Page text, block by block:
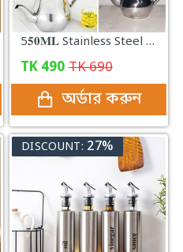
5𝟓𝟎𝐌𝐋 Stainless Steel Oil Pot with Strainer
TK 490 TK690
অর্ডার করুন
DISCOUNT: 27%